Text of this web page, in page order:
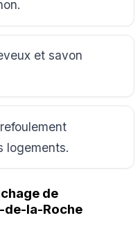
et savon
logements.
de
de-la-Roche